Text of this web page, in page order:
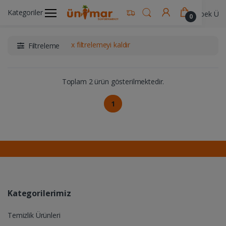
Kategoriler 0
Ünimar Anasayfa Kişisel Bakım Ürünleri Bebek
Filtreleme x filtrelemeyi kaldır
Toplam 2 ürün gösterilmektedir.
1
Kategorilerimiz
Temizlik Ürünleri